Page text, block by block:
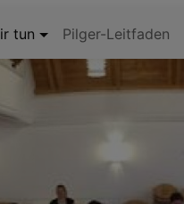
tun Pilger-Leitfaden